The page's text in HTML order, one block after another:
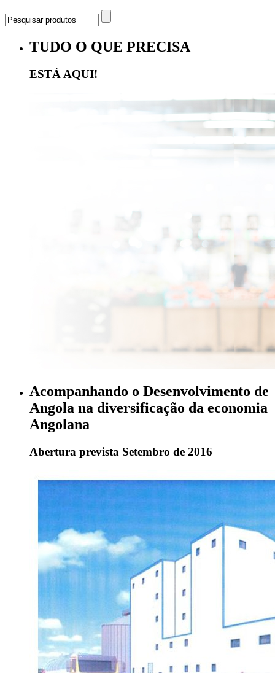
TUDO O QUE PRECISA
ESTÁ AQUI!
Acompanhando o Desenvolvimento de
Angola na diversificação da economia
Angolana
Abertura prevista Setembro de 2016